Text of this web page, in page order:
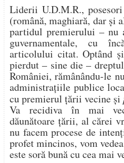
Liderii U.D.M.R.,
(română, maghiară, dar şi
partidul premierului –
guvernamentale, cu
articolului citat. Optând
pierdut – sine die –
României, rămânându-le
administraţiile publice
cu premierul ţării vecine şi
Va recidiva în mai
dăunătoare ţării, al cărei
nu facem procese de
profet mincinos, vom
este soră bună cu cea mai